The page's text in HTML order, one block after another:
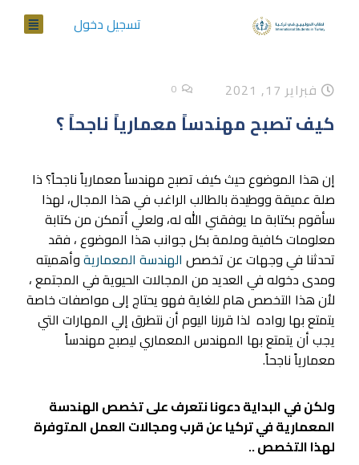
تسجيل دخول
فبراير 17, 2021 0
كيف تصبح مهندساً معمارياً ناجحاً ؟
إن هذا الموضوع حيث كيف تصبح مهندساً معمارياً ناجحاً؟ ذا
صلة عميقة ووطيدة بالطالب الراغب في هذا المجال، لهذا
سأقوم بكتابة ما يوفقني الله له، ولعلي أتمكن من كتابة
معلومات كافية وملمة بكل جوانب هذا الموضوع ، فقد
تحدثنا في وجهات عن تخصص الهندسة المعماريةوأهميته
ومدى دخوله في العديد من المجالات الحيوية في المجتمع ،
لأن هذا التخصص هام للغاية فهو يحتاج إلى مواصفات خاصة
يتمتع بها رواده لذا قررنا اليوم أن نتطرق إلي المهارات التي
يجب أن يتمتع بها المهندس المعماري ليصبح مهندساً
معمارياً ناجحاً.
ولكن في البداية دعونا نتعرف على تخصص الهندسة
المعمارية في تركيا عن قرب ومجالات العمل المتوفرة
لهذا التخصص ..